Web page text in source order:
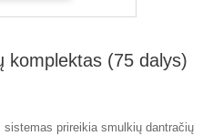
komplektas (75 dalys)
sistemas prireikia smulkių dantračių